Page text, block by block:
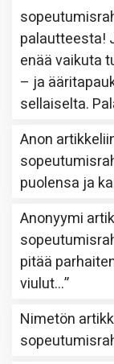
palautteesta!
enää vaikuta
– ja
sellaiselta.
Anon
puolensa ja
Anonyymi
pitää
viulut…”
Nimetön